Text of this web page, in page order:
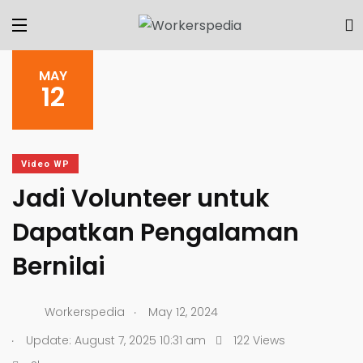
MAY
12
Video WP
Jadi Volunteer untuk
Dapatkan Pengalaman
Bernilai
Workerspedia .
May 12, 2024
.
Update: August 7, 2025 10:31 am
122 Views